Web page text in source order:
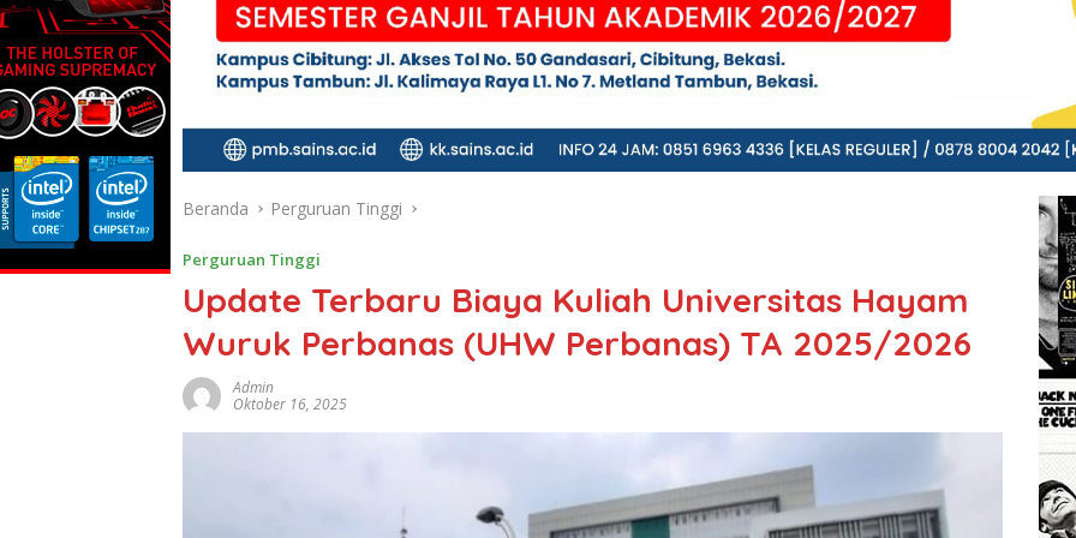
Beranda Perguruan Tinggi
Perguruan Tinggi
Update Terbaru Biaya Kuliah Universitas Hayam
Wuruk Perbanas (UHW Perbanas) TA 2025/2026
Admin
Oktober 16, 2025